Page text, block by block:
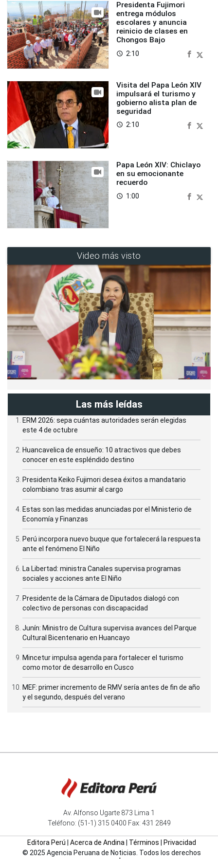
Presidenta Fujimori
entrega módulos
escolares y anuncia
reinicio de clases en
Chongos Bajo
access_time 2:10
Visita del Papa León XIV
impulsará el turismo y
gobierno alista plan de
seguridad
access_time 2:10
Papa León XIV: Chiclayo
en su emocionante
recuerdo
access_time 1:00
Video más visto
Las más leídas
ERM 2026: sepa cuántas autoridades serán elegidas
este 4 de octubre
Huancavelica de ensueño: 10 atractivos que debes
conocer en este espléndido destino
Presidenta Keiko Fujimori desea éxitos a mandatario
colombiano tras asumir al cargo
Estas son las medidas anunciadas por el Ministerio de
Economía y Finanzas
Perú incorpora nuevo buque que fortalecerá la respuesta
ante el fenómeno El Niño
La Libertad: ministra Canales supervisa programas
sociales y acciones ante El Niño
Presidente de la Cámara de Diputados dialogó con
colectivo de personas con discapacidad
Junín: Ministro de Cultura supervisa avances del Parque
Cultural Bicentenario en Huancayo
Mincetur impulsa agenda para fortalecer el turismo
como motor de desarrollo en Cusco
MEF: primer incremento de RMV sería antes de fin de año
y el segundo, después del verano
Av. Alfonso Ugarte 873 Lima 1
Teléfono: (51-1) 315 0400 Fax: 431 2849
Editora Perú Acerca de Andina| Términos
Privacidad
© 2025 Agencia Peruana de Noticias. Todos los derechos